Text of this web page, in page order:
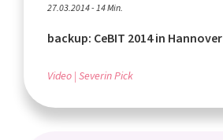
27.03.2014 - 14 Min.
backup: CeBIT 2014 in Hannover
Video Severin Pick